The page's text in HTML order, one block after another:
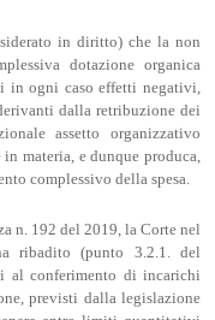
in diritto) che la non
dotazione organica
in ogni caso effetti negativi,
dalla retribuzione dei
assetto organizzativo
materia, e dunque produca,
complessivo della spesa.
n. 192 del 2019, la Corte nel
ribadito (punto 3.2.1. del
al conferimento di incarichi
previsti dalla legislazione